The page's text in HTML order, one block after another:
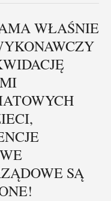
WŁAŚNIE
SĄ